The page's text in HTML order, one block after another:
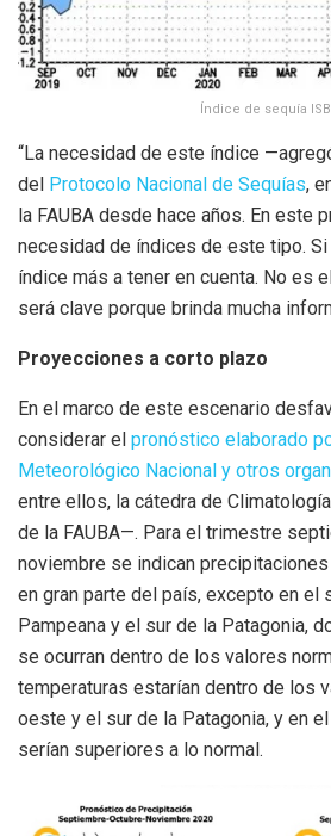
Índice de sequía
“La necesidad de este índice
del Protocolo Nacional de Sequías,
la FAUBA desde hace años. En este
necesidad de índices de este tipo.
índice más a tener en cuenta. No es
será clave porque brinda mucha
Proyecciones a corto plazo
En el marco de este escenario
considerar el pronóstico elaborado
Meteorológico Nacional y otros
entre ellos, la cátedra de
de la FAUBA—. Para el trimestre
noviembre se indican
en gran parte del país, excepto en el
Pampeana y el sur de la Patagonia,
se ocurran dentro de los valores
temperaturas estarían dentro de los
oeste y el sur de la Patagonia, y en
serían superiores a lo normal.